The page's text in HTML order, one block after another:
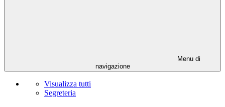
Menu di
navigazione
Visualizza tutti
Segreteria